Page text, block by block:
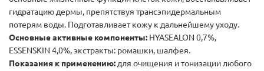
гидратацию дермы, препятствуя трансэпидермальным
потерям воды. Подготавливает кожу к дальнейшему уходу.
Основные активные компоненты: HYASEALON 0,7%,
ESSENSKIN 4,0%, экстракты: ромашки, шалфея.
Показания к применению:для очищения и тонизации любого